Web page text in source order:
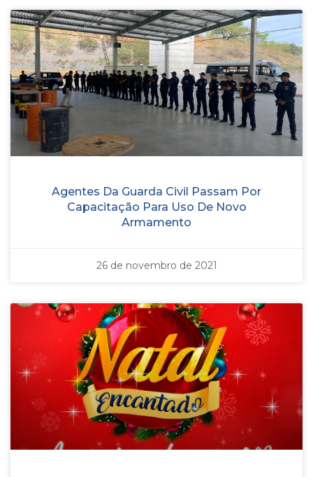
Agentes Da Guarda Civil Passam Por
Capacitação Para Uso De Novo
Armamento
26 de novembro de 2021